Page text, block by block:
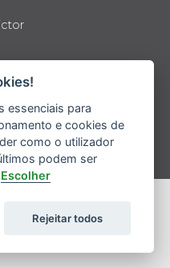
essenciais para
e cookies de
como o utilizador
podem ser
Escolher
Rejeitar todos